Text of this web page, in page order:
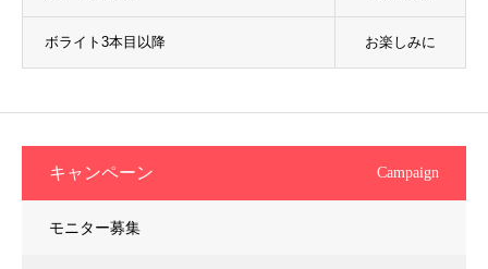
ボライト3本目以降 お楽しみに
キャンペーン Campaign
モニター募集